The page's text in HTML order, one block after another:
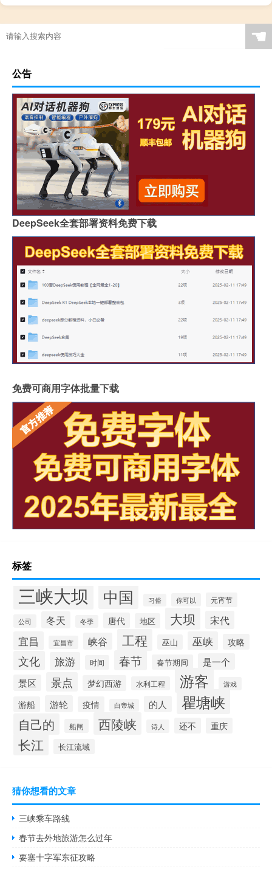
☚
公告
DeepSeek全套部署资料免费下载
免费可商用字体批量下载
标签
三峡大坝 中国 习俗 你可以 元宵节
公司 冬天 冬季 唐代 地区 大坝 宋代
宜昌 宜昌市 峡谷 工程 巫山 巫峡 攻略
文化 旅游 时间 春节 春节期间
是一个
景区
景点 梦幻西游 水利工程 游客 游戏
游船 游轮 疫情 白帝城 的人 瞿塘峡
自己的 船闸 西陵峡 诗人 还不 重庆
长江 长江流域
猜你想看的文章
三峡乘车路线
春节去外地旅游怎么过年
要塞十字军东征攻略